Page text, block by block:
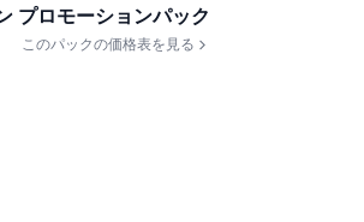
プロモーションパック
このパックの価格表を見る